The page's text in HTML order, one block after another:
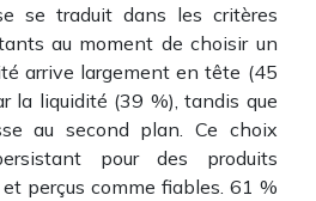
se traduit dans les critères
au moment de choisir un
arrive largement en tête (45
la liquidité (39 %), tandis que
au second plan. Ce choix
pour des produits
perçus comme fiables. 61 %